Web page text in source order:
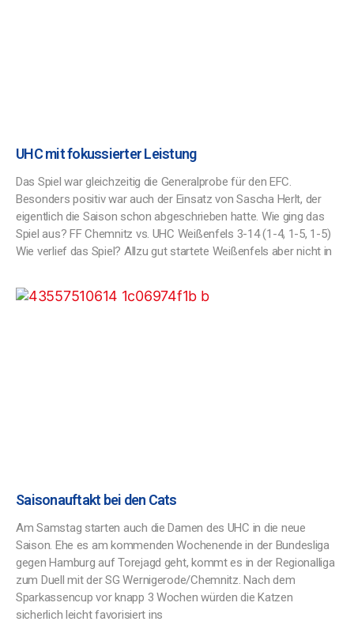
UHC mit fokussierter Leistung
Das Spiel war gleichzeitig die Generalprobe für den EFC.
Besonders positiv war auch der Einsatz von Sascha Herlt, der
eigentlich die Saison schon abgeschrieben hatte. Wie ging das
Spiel aus? FF Chemnitz vs. UHC Weißenfels 3-14 (1-4, 1-5, 1-5)
Wie verlief das Spiel? Allzu gut startete Weißenfels aber nicht in
Saisonauftakt bei den Cats
Am Samstag starten auch die Damen des UHC in die neue
Saison. Ehe es am kommenden Wochenende in der Bundesliga
gegen Hamburg auf Torejagd geht, kommt es in der Regionalliga
zum Duell mit der SG Wernigerode/Chemnitz. Nach dem
Sparkassencup vor knapp 3 Wochen würden die Katzen
sicherlich leicht favorisiert ins